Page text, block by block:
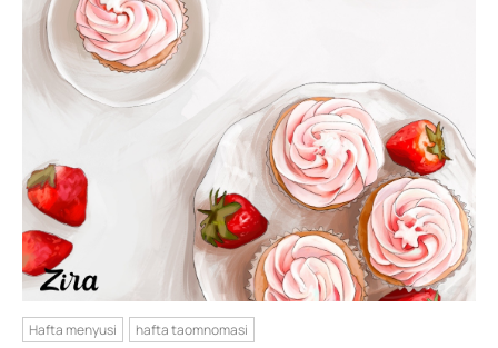
Hafta menyusi hafta taomnomasi